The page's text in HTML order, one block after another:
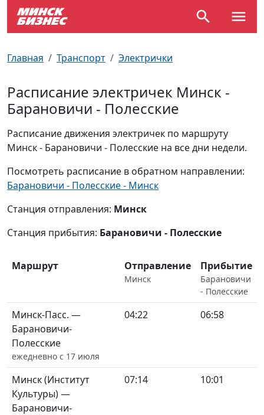
Главная Транспорт Электрички
Расписание электричек Минск -
Барановичи - Полесские
Расписание движения электричек по маршруту
Минск - Барановичи - Полесские на все дни недели.
Посмотреть расписание в обратном направлении:
Барановичи - Полесские - Минск
Станция отправления: Минск
Станция прибытия: Барановичи - Полесские
Маршрут Отправление
Минск
Прибытие
Барановичи
- Полесские
Минск-Пасс. —
Барановичи-
Полесские
ежедневно с 17 июля
04:22 06:58
Минск (Институт
Культуры) —
Барановичи-
07:14 10:01
Возле метро
Почтовые индексы
Улицы Минска
Производственный календарь
Схема метро
Пробки на дорогах
Самолеты